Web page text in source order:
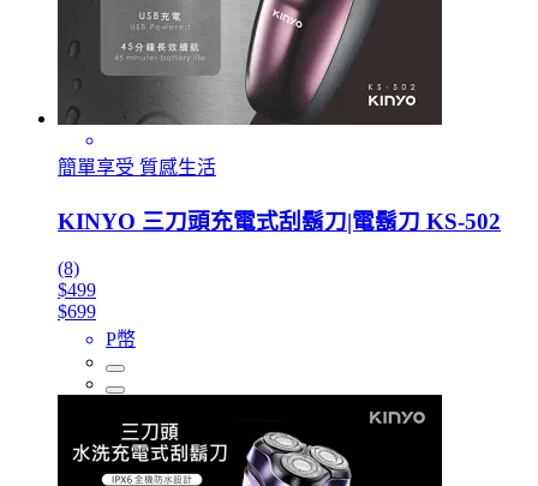
簡單享受 質感生活
KINYO 三刀頭充電式刮鬍刀|電鬍刀 KS-502
(8)
$499
$699
P幣